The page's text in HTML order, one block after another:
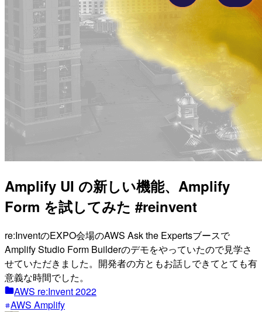
Amplify UI の新しい機能、Amplify
Form を試してみた #reinvent
re:InventのEXPO会場のAWS Ask the Expertsブースで
Amplify Studio Form Builderのデモをやっていたので見学さ
せていただきました。開発者の方ともお話しできてとても有
意義な時間でした。
AWS re:Invent 2022
AWS Amplify